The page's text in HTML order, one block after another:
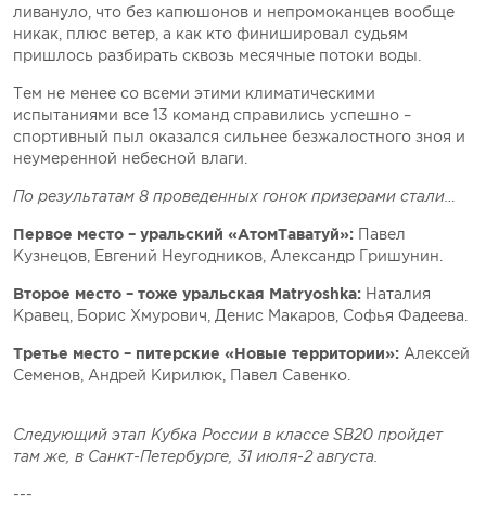
ливануло, что без капюшонов и непромоканцев вообще
никак, плюс ветер, а как кто финишировал судьям
пришлось разбирать сквозь месячные потоки воды.
Тем не менее со всеми этими климатическими
испытаниями все 13 команд справились успешно –
спортивный пыл оказался сильнее безжалостного зноя и
неумеренной небесной влаги.
По результатам 8 проведенных гонок призерами стали…
Первое место – уральский «АтомТаватуй»: Павел
Кузнецов, Евгений Неугодников, Александр Гришунин.
Второе место – тоже уральская Matryoshka: Наталия
Кравец, Борис Хмурович, Денис Макаров, Софья Фадеева.
Третье место – питерские «Новые территории»: Алексей
Семенов, Андрей Кирилюк, Павел Савенко.
Следующий этап Кубка России в классе SB20 пройдет
там же, в Санкт-Петербурге, 31 июля-2 августа.
---